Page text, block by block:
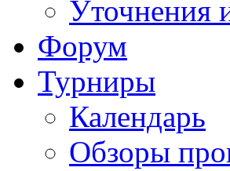
Уточнения
Форум
Турниры
Календарь
Обзоры